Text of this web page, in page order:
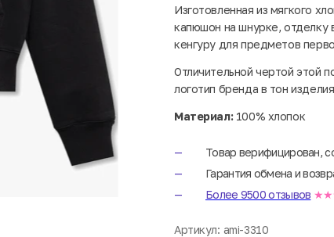
Изготовленная из мягкого
капюшон на шнурке, отделку
кенгуру для предметов
Отличительной чертой этой
логотип бренда в тон
Материал:100% хлопок
Товар верифицирован,
Гарантия обмена и
Более 9500 отзывов
Артикул: ami-3310